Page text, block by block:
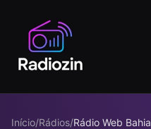
Início/Rádios/Rádio Web Bahia